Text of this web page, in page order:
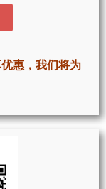
惠，我们将为